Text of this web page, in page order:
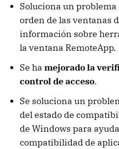
Soluciona un
orden de las ventanas
información sobre
la ventana RemoteApp.
Se ha mejorado la
control de acceso.
Se soluciona un
del estado de
de Windows para
compatibilidad de